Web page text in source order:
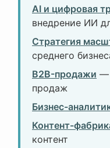
AI и цифровая
внедрение ИИ
Стратегия
среднего
B2B-продажи —
продаж
Бизнес-
Контент-
контент